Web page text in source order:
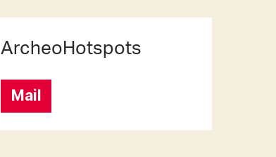
ArcheoHotspots
Mail